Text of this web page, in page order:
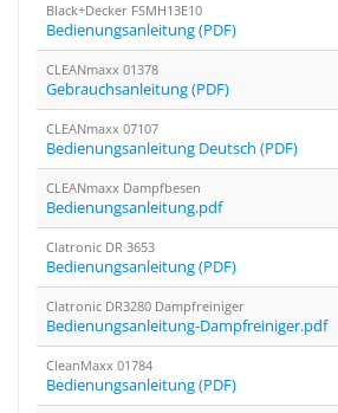
Black+Decker FSMH13E10
Bedienungsanleitung (PDF)
CLEANmaxx 01378
Gebrauchsanleitung (PDF)
CLEANmaxx 07107
Bedienungsanleitung Deutsch (PDF)
CLEANmaxx Dampfbesen
Bedienungsanleitung.pdf
Clatronic DR 3653
Bedienungsanleitung (PDF)
Clatronic DR3280 Dampfreiniger
Bedienungsanleitung-Dampfreiniger.pdf
CleanMaxx 01784
Bedienungsanleitung (PDF)